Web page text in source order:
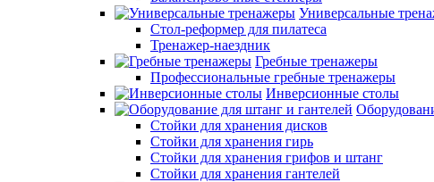
Универсальные
Стол-реформер для пилатеса
Тренажер-наездник
Гребные тренажеры
Профессиональные гребные тренажеры
Инверсионные столы
Стойки для хранения дисков
Стойки для хранения гирь
Стойки для хранения грифов и штанг
Стойки для хранения гантелей